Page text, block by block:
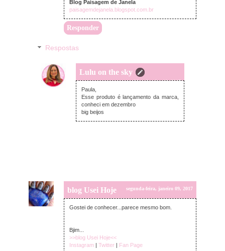
Blog Paisagem de Janela
paisagemdejanela.blogspot.com.br
Responder
Respostas
Lulu on the sky
terça-feira, janeiro 10, 2017
Paula,
Esse produto é lançamento da marca,
conheci em dezembro
big beijos
blog Usei Hoje segunda-feira, janeiro 09, 2017
Gostei de conhecer...parece mesmo bom.
Bjim...
>>blog Usei Hoje<<
Instagram | Twitter | Fan Page